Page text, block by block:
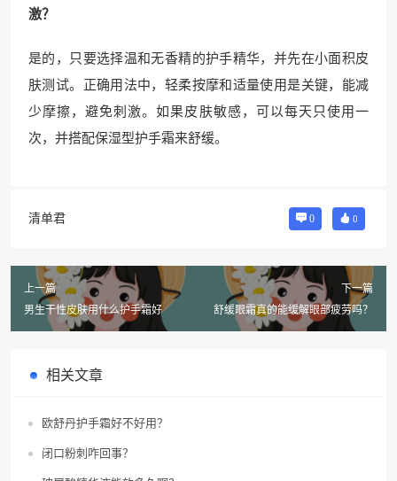
激？
是的，只要选择温和无香精的护手精华，并先在小面积皮
肤测试。正确用法中，轻柔按摩和适量使用是关键，能减
少摩擦，避免刺激。如果皮肤敏感，可以每天只使用一
次，并搭配保湿型护手霜来舒缓。
清单君 0 0
上一篇
男生干性皮肤用什么护手霜好
下一篇
舒缓眼霜真的能缓解眼部疲劳吗？
相关文章
欧舒丹护手霜好不好用？
闭口粉刺咋回事？